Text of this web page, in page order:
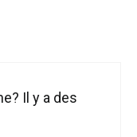
Il y a des